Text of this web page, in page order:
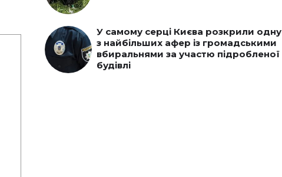
У самому серці Києва розкрили одну
з найбільших афер із громадськими
вбиральнями за участю підробленої
будівлі